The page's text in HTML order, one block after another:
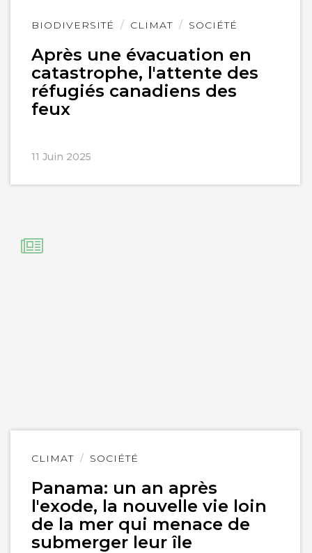
BIODIVERSITÉ CLIMAT SOCIÉTÉ
Après une évacuation en
catastrophe, l'attente des
réfugiés canadiens des
feux
11 Juin 2025
Lire
CLIMAT SOCIÉTÉ
Panama: un an après
l'exode, la nouvelle vie loin
de la mer qui menace de
submerger leur île
Lire